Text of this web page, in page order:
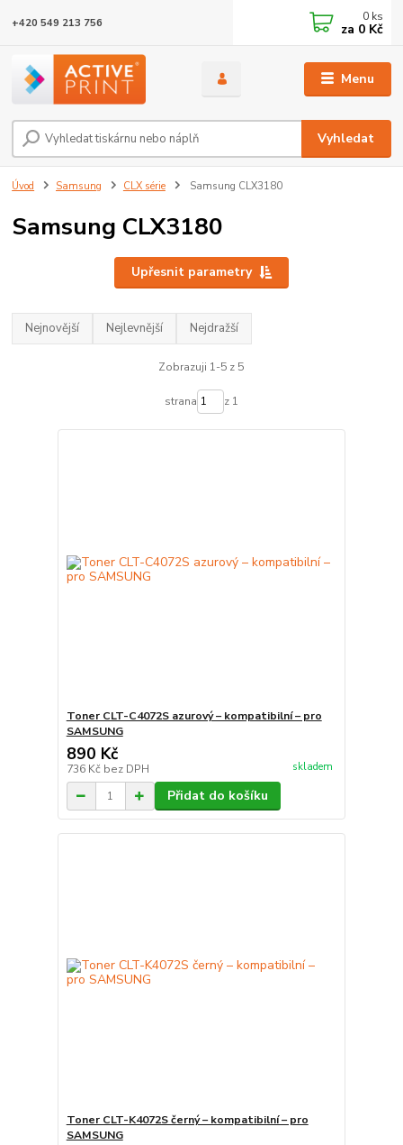
Menu
Vyhledat
+420 549 213 756 0 ks
za 0 Kč
Úvod Samsung CLX série Samsung CLX3180
Samsung CLX3180
Upřesnit parametry
Nejnovější Nejlevnější Nejdražší
Zobrazuji 1-5 z 5
strana z 1
Toner CLT-C4072S azurový – kompatibilní – pro
SAMSUNG
890 Kč
736 Kč bez DPH skladem
Přidat do košíku
Toner CLT-K4072S černý – kompatibilní – pro
SAMSUNG